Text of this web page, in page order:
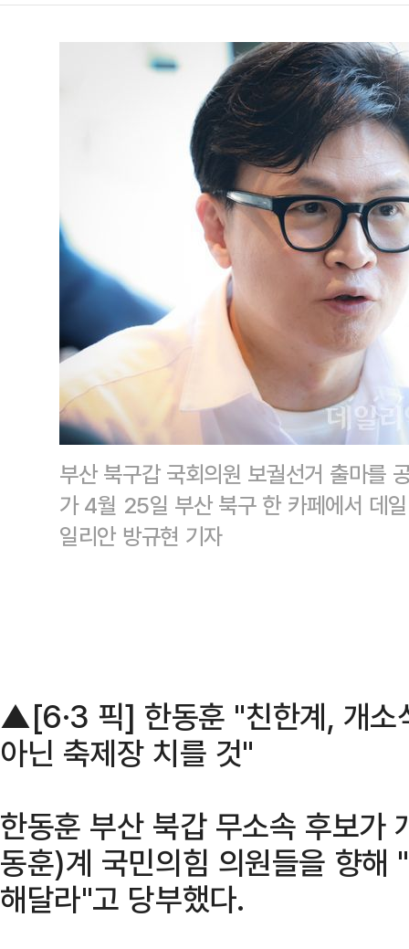
부산 북구갑 국회의원 보궐선거 출마를
가 4월 25일 부산 북구 한 카페에서 데
일리안 방규현 기자
▲[6·3 픽] 한동훈 "친한계, 개소
아닌 축제장 치를 것"
한동훈 부산 북갑 무소속 후보가
동훈)계 국민의힘 의원들을 향해
해달라"고 당부했다.